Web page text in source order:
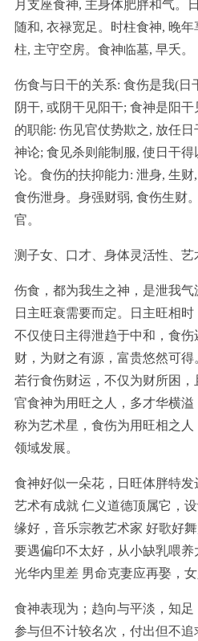
月支座食神, 主身体肥胖和气。
随和, 衣禄宽足。时柱食神, 晚
柱, 主守空房。食神临墓, 早夭。
伤食与日干的关系: 食伤是我(日
阴干, 或阴干见阳干; 食神是阳
的职能: 伤见官仗势欺之, 放任
神论; 食见杀则能制服, 使日干
论。食伤的扶抑能力: 泄身, 生
食伤泄身。身强财弱, 食伤生财
官。
测子女、口才、身体灵活性、艺
伤食，都为我生之神，是泄我
日主旺衰需要而定。日主旺相
不仅使日主得泄趋于中和，食
财，为财之有源，富贵悠然可得
若行食伤财运，不仅为财所困
官食神为用旺之人，多才华横溢
称为艺术星，食伤为用旺相之
领域发展。
食神好似一朵花，日旺体胖特
艺术有成就 仁义道德顶属它，
缘好，音乐宗教艺术家 好歌好
要遇偏印不太好，从小缺乳喂
光华内里差 男命克妻应再娶，女
食神表现为；趋向与平淡，知足
参与但不计较名次，付出但不追